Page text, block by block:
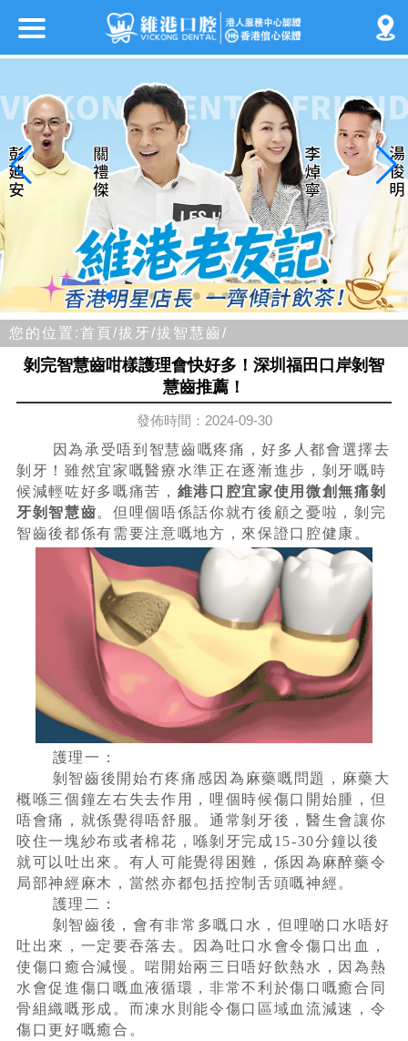
您的位置:首頁/拔牙/拔智慧齒/
剝完智慧齒咁樣護理會快好多！深圳福田口岸剝智
慧齒推薦！
發佈時間：2024-09-30
因為承受唔到智慧齒嘅疼痛，好多人都會選擇去
剝牙！雖然宜家嘅醫療水準正在逐漸進步，剝牙嘅時
候減輕咗好多嘅痛苦， 維港口腔宜家使用微創無痛剝
牙剝智慧齒。但哩個唔係話你就冇後顧之憂啦，剝完
智齒後都係有需要注意嘅地方，來保證口腔健康。
護理一：
剝智齒後開始冇疼痛感因為麻藥嘅問題，麻藥大
概喺三個鐘左右失去作用，哩個時候傷口開始腫，但
唔會痛，就係覺得唔舒服。通常剝牙後，醫生會讓你
咬住一塊紗布或者棉花，喺剝牙完成15-30分鐘以後
就可以吐出來。有人可能覺得困難，係因為麻醉藥令
局部神經麻木，當然亦都包括控制舌頭嘅神經。
護理二：
剝智齒後，會有非常多嘅口水，但哩啲口水唔好
吐出來，一定要吞落去。因為吐口水會令傷口出血，
使傷口癒合減慢。啱開始兩三日唔好飲熱水，因為熱
水會促進傷口嘅血液循環，非常不利於傷口嘅癒合同
骨組織嘅形成。而凍水則能令傷口區域血流減速，令
傷口更好嘅癒合。